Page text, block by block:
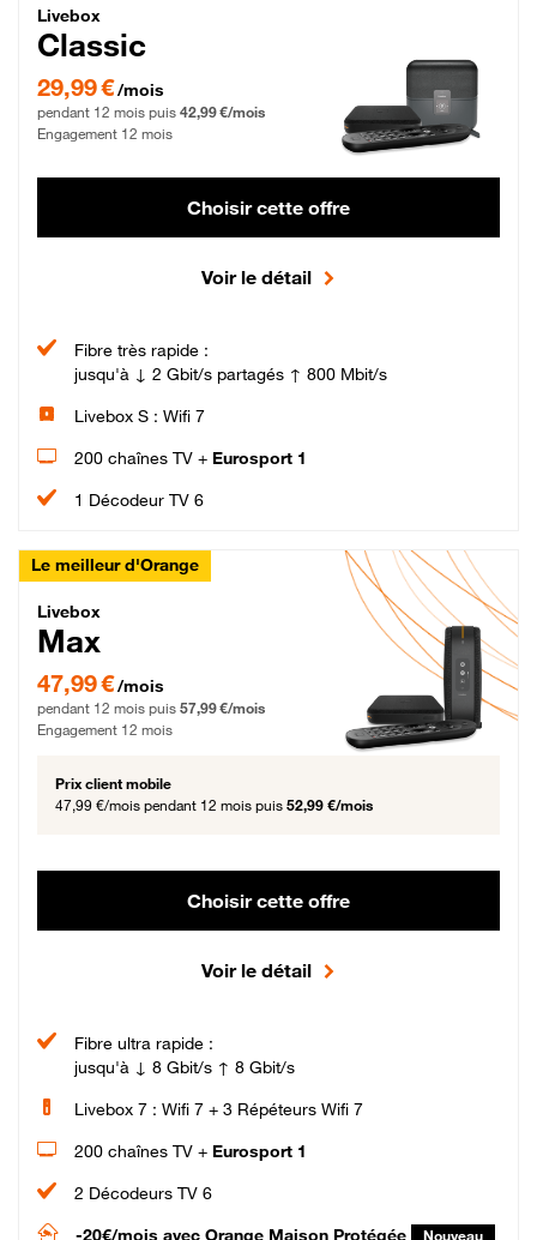
Livebox Classic Fibre
Livebox
Classic
29,99 € par mois pendant 12 mois puis 42,99 € par mois, Engagement 12 mois
29,99 €/mois
pendant 12 mois puis 42,99 €/mois
Engagement 12 mois
Choisir cette offre
Voir le détail
Fibre très rapide :
jusqu'à ↓ 2 Gbit/s partagés ↑ 800 Mbit/s
Livebox S : Wifi 7
200 chaînes TV + Eurosport 1
1 Décodeur TV 6
Le meilleur d'Orange
Livebox Max Fibre
Livebox
Max
47,99 € par mois pendant 12 mois puis 57,99 € par mois, Engagement 12 mois
47,99 €/mois
pendant 12 mois puis 57,99 €/mois
Engagement 12 mois
Prix client mobile
47,99 €/mois pendant 12 mois puis 52,99 €/mois
Choisir cette offre
Voir le détail
Fibre ultra rapide :
jusqu'à ↓ 8 Gbit/s ↑ 8 Gbit/s
Livebox 7 : Wifi 7 + 3 Répéteurs Wifi 7
200 chaînes TV + Eurosport 1
2 Décodeurs TV 6
-20€/mois avec Orange Maison Protégée Nouveau